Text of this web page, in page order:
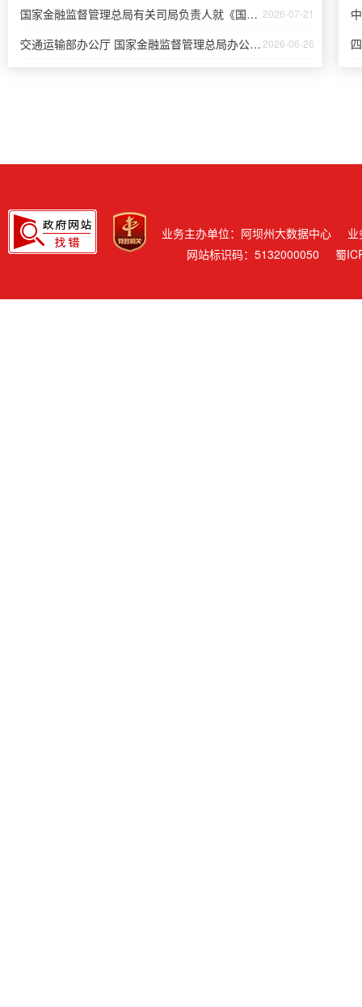
国家金融监督管理总局有关司局负责人就《国家金融监督管理总局关于严重失信主体名单管理的规定（试行）》答记者问 2026-07-21
交通运输部办公厅 国家金融监督管理总局办公厅关于实施海船开航“一件事”的通知 2026-06-26
业务主办单位：阿坝州大数据中心
网站标识码：5132000050
蜀